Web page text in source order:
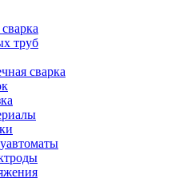
труб
сварка